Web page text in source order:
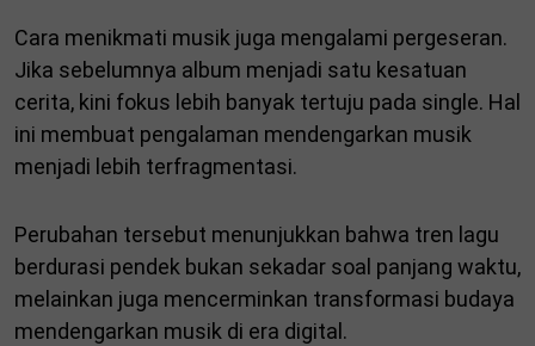
Cara menikmati musik juga mengalami pergeseran.
Jika sebelumnya album menjadi satu kesatuan
cerita, kini fokus lebih banyak tertuju pada single. Hal
ini membuat pengalaman mendengarkan musik
menjadi lebih terfragmentasi.
Perubahan tersebut menunjukkan bahwa tren lagu
berdurasi pendek bukan sekadar soal panjang waktu,
melainkan juga mencerminkan transformasi budaya
mendengarkan musik di era digital.